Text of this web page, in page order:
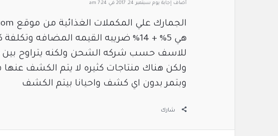
‫أضاف ‫‫إجابة يوم سبتمبر 24, 2017 في 7:24 am
الجمارك علي المكملات الغذائية من موقع iherb.com او اي موقع اخر
هي 5% + 14% ضريبه القيمه المضافه وتكلفة كشف الصحة يختلف
للاسف حسب شركه الشحن ولكنه يتراوح بين 5 دولار الي 15 دولار
ولكن هناك منتاجات كثيره لا يتم الكشف
وبتمر بدون اي كشف واحيانا بيتم الكشف
شارك